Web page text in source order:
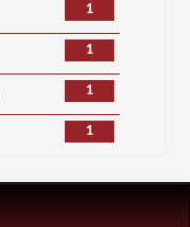
1
1
1
1